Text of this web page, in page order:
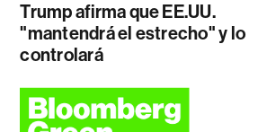
Trump afirma que EE.UU.
"mantendrá el estrecho" y lo
controlará